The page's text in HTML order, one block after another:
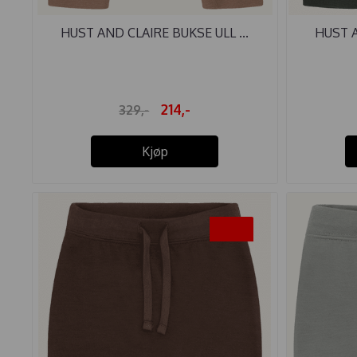
HUST AND CLAIRE BUKSE ULL ...
329,- 214,-
Kjøp
HUST